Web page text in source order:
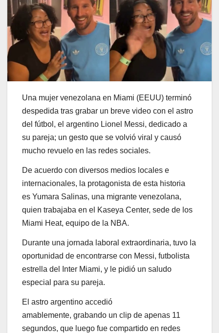
Una mujer venezolana en Miami (EEUU) terminó
despedida tras grabar un breve video con el astro
del fútbol, el argentino Lionel Messi, dedicado a
su pareja; un gesto que se volvió viral y causó
mucho revuelo en las redes sociales.
De acuerdo con diversos medios locales e
internacionales, la protagonista de esta historia
es Yumara Salinas, una migrante venezolana,
quien trabajaba en el Kaseya Center, sede de los
Miami Heat, equipo de la NBA.
Durante una jornada laboral extraordinaria, tuvo la
oportunidad de encontrarse con Messi, futbolista
estrella del Inter Miami, y le pidió un saludo
especial para su pareja.
El astro argentino accedió
amablemente, grabando un clip de apenas 11
segundos, que luego fue compartido en redes